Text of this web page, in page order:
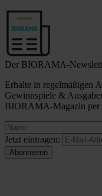
Der BIORAMA-
Erhalte in regelmäßigen
Gewinnspiele &
BIORAMA-Magazin per
Jetzt eintragen: